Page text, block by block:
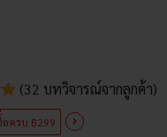
อครบ ฿299
(32 บทวิจารณ์จากลูกค้า)